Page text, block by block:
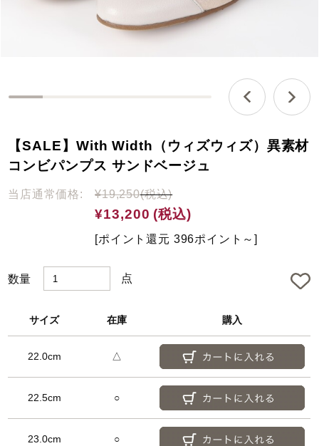
0
m
p
l
e
【SALE】With Width（ウィズウィズ）異素材
コンビパンプス サンドベージュ
当店通常価格: ¥19,250(税込)
¥13,200 (税込)
[ポイント還元 396ポイント～]
数量 点
サイズ 在庫 購入
22.0cm △
22.5cm ○
23.0cm ○